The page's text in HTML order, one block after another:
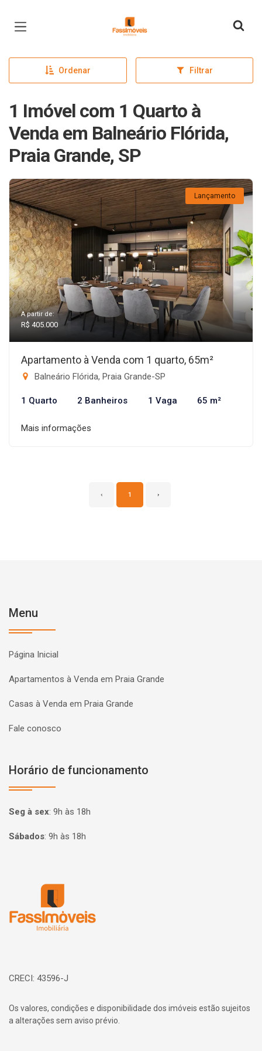
Página inicial
Ordenar Filtrar
1 Imóvel com 1 Quarto à
Venda em Balneário Flórida,
Praia Grande, SP
Lançamento
A partir de:
R$ 405.000
Apartamento à Venda com 1 quarto, 65m²
Balneário Flórida, Praia Grande-SP
1 Quarto 2 Banheiros 1 Vaga 65 m²
Mais informações
‹ 1 ›
Menu
Página Inicial
Apartamentos à Venda em Praia Grande
Casas à Venda em Praia Grande
Fale conosco
Horário de funcionamento
Seg à sex: 9h às 18h
Sábados: 9h às 18h
CRECI: 43596-J
Os valores, condições e disponibilidade dos imóveis estão sujeitos
a alterações sem aviso prévio.